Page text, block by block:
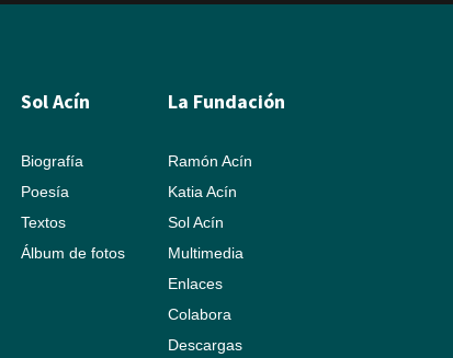
Sol Acín
Biografía
Poesía
Textos
Álbum de fotos
La Fundación
Ramón Acín
Katia Acín
Sol Acín
Multimedia
Enlaces
Colabora
Descargas